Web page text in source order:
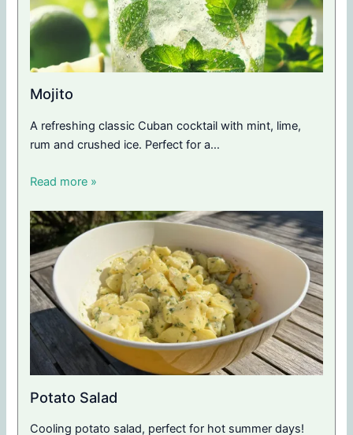
Mojito
A refreshing classic Cuban cocktail with mint, lime,
rum and crushed ice. Perfect for a…
Read more »
Potato Salad
Cooling potato salad, perfect for hot summer days!